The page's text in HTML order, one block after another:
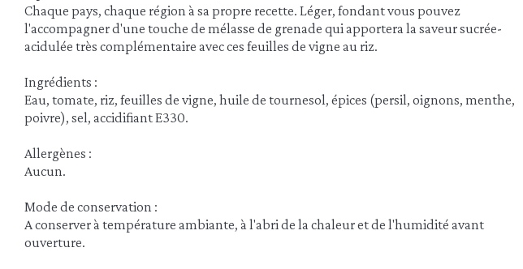
Chaque pays, chaque région à sa propre recette. Léger, fondant vous pouvez
l'accompagner d'une touche de mélasse de grenade qui apportera la saveur sucrée-
acidulée très complémentaire avec ces feuilles de vigne au riz.
Ingrédients :
Eau, tomate, riz, feuilles de vigne, huile de tournesol, épices (persil, oignons, menthe,
poivre), sel, accidifiant E330.
Allergènes :
Aucun.
Mode de conservation :
A conserver à température ambiante, à l'abri de la chaleur et de l'humidité avant
ouverture.